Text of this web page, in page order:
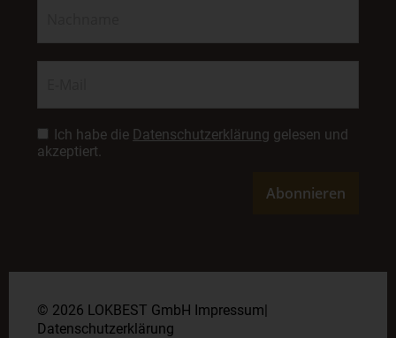
Ich habe die Datenschutzerklärung gelesen und
akzeptiert.
© 2026 LOKBEST GmbH Impressum
Datenschutzerklärung